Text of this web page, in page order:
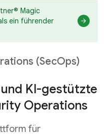
Magic
ein führender
(SecOps)
KI-gestützte
Operations
für